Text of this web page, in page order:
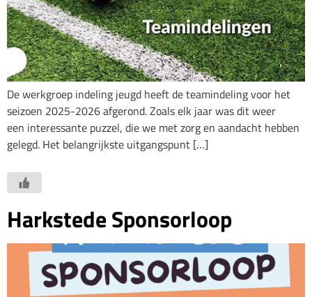
De werkgroep indeling jeugd heeft de teamindeling voor het
seizoen 2025-2026 afgerond. Zoals elk jaar was dit weer
een interessante puzzel, die we met zorg en aandacht hebben
gelegd. Het belangrijkste uitgangspunt […]
Harkstede Sponsorloop